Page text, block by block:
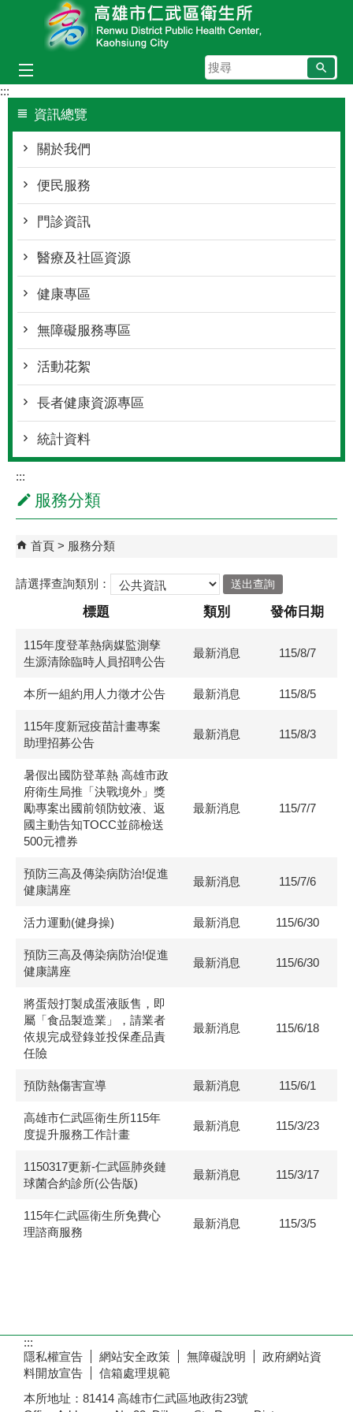
跳到主要內容區塊
搜
尋
:::
資訊總覽
關於我們
便民服務
門診資訊
醫療及社區資源
健康專區
無障礙服務專區
活動花絮
長者健康資源專區
統計資料
:::
服務分類
首頁 服務分類
請選擇查詢類別：
標題 類別 發佈日期
115年度登革熱病媒監測孳
生源清除臨時人員招聘公告
最新消息 115/8/7
本所一組約用人力徵才公告 最新消息 115/8/5
115年度新冠疫苗計畫專案
助理招募公告
最新消息 115/8/3
暑假出國防登革熱 高雄市政
府衛生局推「決戰境外」獎
勵專案出國前領防蚊液、返
國主動告知TOCC並篩檢送
500元禮券
最新消息 115/7/7
預防三高及傳染病防治!促進
健康講座
最新消息 115/7/6
活力運動(健身操) 最新消息 115/6/30
預防三高及傳染病防治!促進
健康講座
最新消息 115/6/30
將蛋殼打製成蛋液販售，即
屬「食品製造業」，請業者
依規完成登錄並投保產品責
任險
最新消息 115/6/18
預防熱傷害宣導 最新消息 115/6/1
高雄市仁武區衛生所115年
度提升服務工作計畫
最新消息 115/3/23
1150317更新-仁武區肺炎鏈
球菌合約診所(公告版)
最新消息 115/3/17
115年仁武區衛生所免費心
理諮商服務
最新消息 115/3/5
:::
隱私權宣告
網站安全政策 無障礙說明
政府網站資
料開放宣告
信箱處理規範
本所地址：81414 高雄市仁武區地政街23號